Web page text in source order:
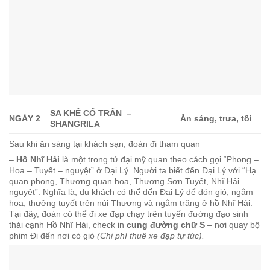
NGÀY 2
SA KHÊ CỔ TRẤN –
SHANGRILA
Ăn sáng, trưa, tối
Sau khi ăn sáng tại khách sạn, đoàn đi tham quan
– Hồ Nhĩ Hải là một trong tứ đại mỹ quan theo cách gọi “Phong –
Hoa – Tuyết – nguyệt” ở Đại Lý. Người ta biết đến Đại Lý với “Hạ
quan phong, Thượng quan hoa, Thương Sơn Tuyết, Nhĩ Hải
nguyệt”. Nghĩa là, du khách có thể đến Đại Lý để đón gió, ngắm
hoa, thưởng tuyết trên núi Thương và ngắm trăng ở hồ Nhĩ Hải.
Tại đây, đoàn có thể đi xe đạp chạy trên tuyến đường đạo sinh
thái cạnh Hồ Nhĩ Hải, check in cung đường chữ S – nơi quay bộ
phim Đi đến nơi có gió (Chi phí thuê xe đạp tự túc).